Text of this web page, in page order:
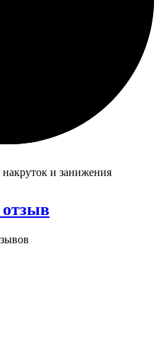
и занижения